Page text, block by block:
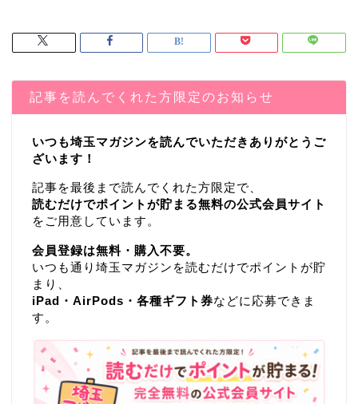
記事を読んでくれた方限定のお知らせ
いつも埼玉マガジンを読んでいただきありがとうご
ざいます！
記事を最後まで読んでくれた方限定で、
読むだけでポイントが貯まる無料の公式会員サイト
をご用意しています。
会員登録は無料・購入不要。
いつも通り埼玉マガジンを読むだけでポイントが貯
まり、
iPad・AirPods・各種ギフト券などに応募できま
す。